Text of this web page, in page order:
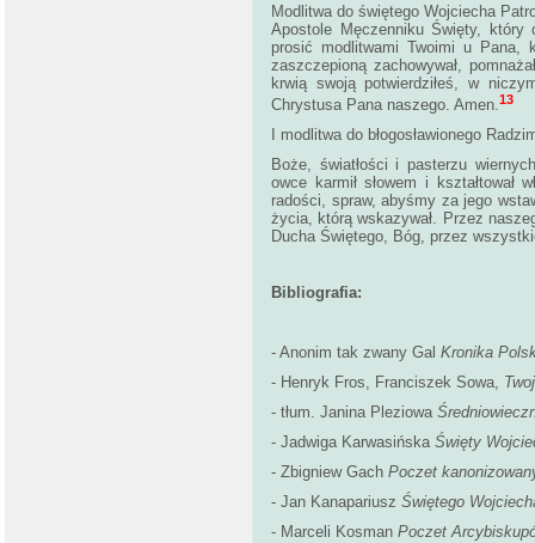
Modlitwa do świętego Wojciecha
Apostole Męczenniku Święty, który
prosić modlitwami Twoimi u Pana,
zaszczepioną zachowywał,
krwią swoją potwierdziłeś, w
Chrystusa Pana naszego. Amen.13
I modlitwa do błogosławionego
Boże, światłości i pasterzu
owce karmił słowem i kształtował
radości, spraw, abyśmy za jego
życia, którą wskazywał. Przez
Ducha Świętego, Bóg, przez
Bibliografia:
- Anonim tak zwany Gal Kronika
- Henryk Fros, Franciszek Sowa,
- tłum. Janina Pleziowa
- Jadwiga Karwasińska Święty
- Zbigniew Gach Poczet
- Jan Kanapariusz Świętego
- Marceli Kosman Poczet